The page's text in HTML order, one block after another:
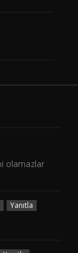
olamazlar
Yanıtla